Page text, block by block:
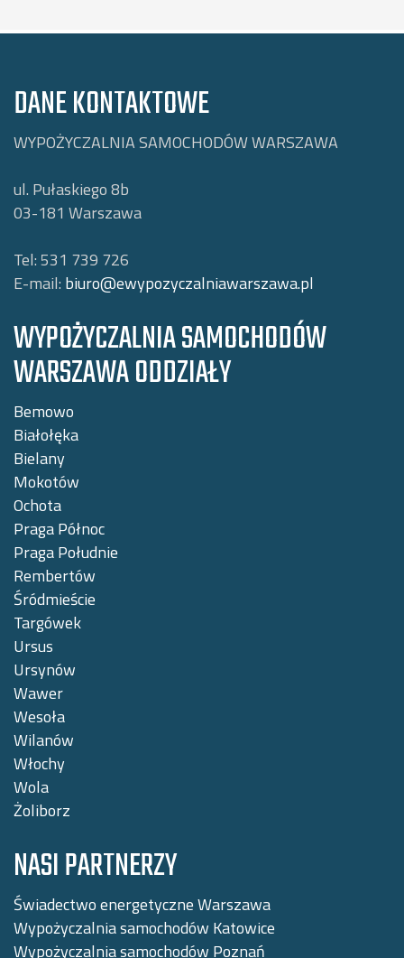
DANE KONTAKTOWE
WYPOŻYCZALNIA SAMOCHODÓW WARSZAWA
ul. Pułaskiego 8b
03-181 Warszawa
Tel:531 739 726
E-mail: biuro@ewypozyczalniawarszawa.pl
WYPOŻYCZALNIA SAMOCHODÓW
WARSZAWA ODDZIAŁY
Bemowo
Białołęka
Bielany
Mokotów
Ochota
Praga Północ
Praga Południe
Rembertów
Śródmieście
Targówek
Ursus
Ursynów
Wawer
Wesoła
Wilanów
Włochy
Wola
Żoliborz
NASI PARTNERZY
Świadectwo energetyczne Warszawa
Wypożyczalnia samochodów Katowice
Wypożyczalnia samochodów Poznań